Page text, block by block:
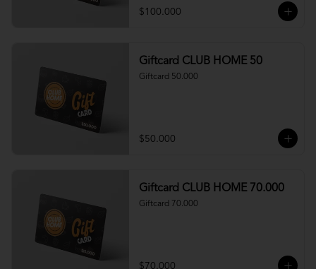
$100.000
Giftcard CLUB HOME 50
Giftcard 50.000
$50.000
Giftcard CLUB HOME 70.000
Giftcard 70.000
$70.000